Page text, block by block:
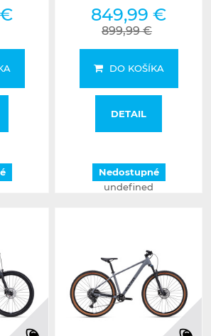
849,99 €
899,99 €
DO KOŠÍKA
DETAIL
Nedostupné
undefined